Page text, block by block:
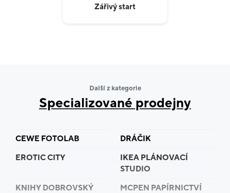
Aby byla párty kompletní, můžete si u nás navíc
Zářivý start
Další z kategorie
Specializované prodejny
CEWE FOTOLAB
DRÁČIK
EROTIC CITY
IKEA PLÁNOVACÍ
STUDIO
KNIHY DOBROVSKÝ
MCPEN PAPÍRNICTVÍ